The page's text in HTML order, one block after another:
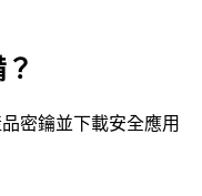
密鑰並下載安全應用